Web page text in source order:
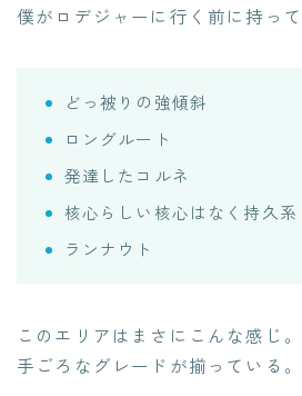
僕がロデジャーに行く前に持っ
どっ被りの強傾斜
ロングルート
発達したコルネ
核心らしい核心はなく持久系
ランナウト
このエリアはまさにこんな感じ
手ごろなグレードが揃っている。